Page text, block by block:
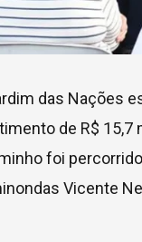
das Nações
de R$
foi
Vicente